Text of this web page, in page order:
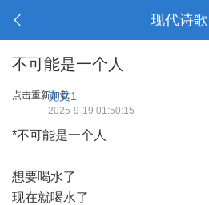
现代诗歌
不可能是一个人
点击重新加载
克文1
2025-9-19 01:50:15
*不可能是一个人
想要喝水了
现在就喝水了